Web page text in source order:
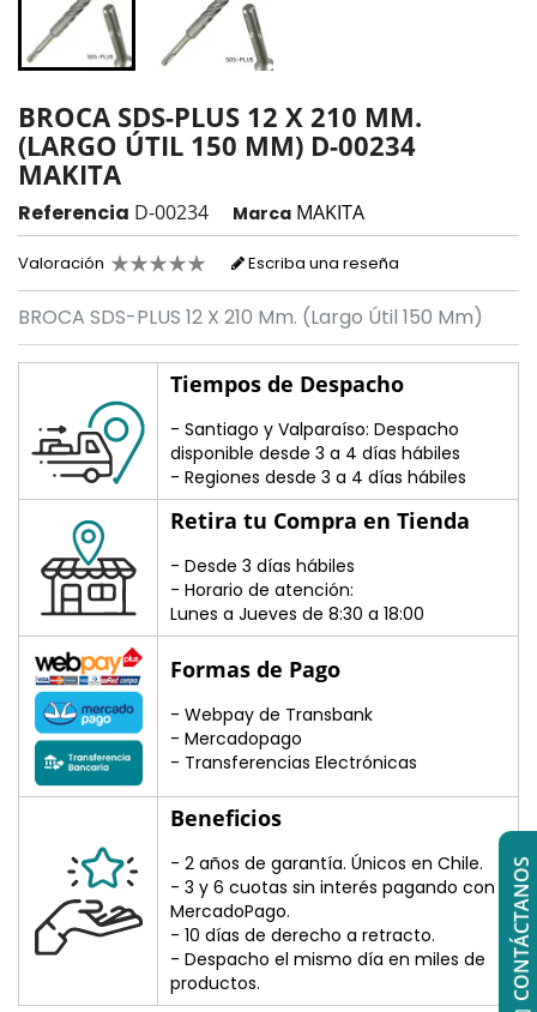
BROCA SDS-PLUS 12 X 210 MM.
(LARGO ÚTIL 150 MM) D-00234
MAKITA
Referencia D-00234 Marca MAKITA
Valoración Escriba una reseña
BROCA SDS-PLUS 12 X 210 Mm. (Largo Útil 150 Mm)
Tiempos de Despacho
- Santiago y Valparaíso: Despacho
disponible desde 3 a 4 días hábiles
- Regiones desde 3 a 4 días hábiles
Retira tu Compra en Tienda
- Desde 3 días hábiles
- Horario de atención:
Lunes a Jueves de 8:30 a 18:00
Formas de Pago
- Webpay de Transbank
- Mercadopago
- Transferencias Electrónicas
Beneficios
- 2 años de garantía. Únicos en Chile.
- 3 y 6 cuotas sin interés pagando con
MercadoPago.
- 10 días de derecho a retracto.
- Despacho el mismo día en miles de
productos.
CONTÁCTANOS